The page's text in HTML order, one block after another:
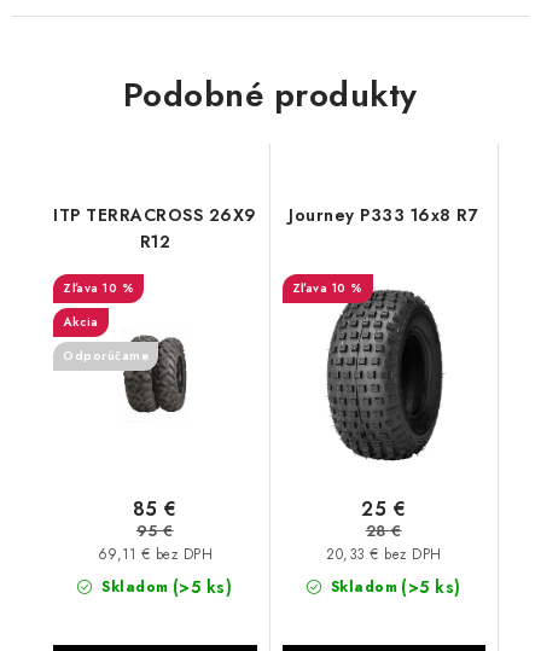
Reklamačný poriadok - formulár
Kontakt
Podobné produkty
ITP TERRACROSS 26X9
R12
10 %
Akcia
Odporúčame
Skladom (>5 ks)
69,11 € bez DPH
85 €
95 €
Journey P333 16x8 R7
10 %
Skladom (>5 ks)
20,33 € bez DPH
25 €
28 €